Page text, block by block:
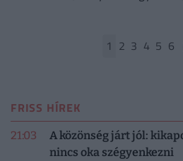
1 2 3 4 5 6
FRISS HÍREK
21:03
A közönség járt jól:
nincs oka szégyenkezni